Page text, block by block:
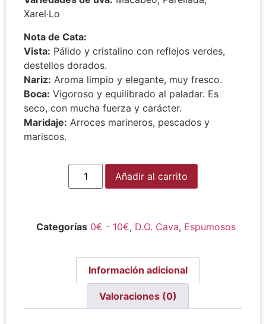
Xarel·Lo
Nota de Cata:
Vista: Pálido y cristalino con reflejos verdes,
destellos dorados.
Nariz: Aroma limpio y elegante, muy fresco.
Boca: Vigoroso y equilibrado al paladar. Es
seco, con mucha fuerza y carácter.
Maridaje: Arroces marineros, pescados y
mariscos.
Añadir al carrito
Categorías 0€ - 10€, D.O. Cava, Espumosos
Información adicional
Valoraciones (0)